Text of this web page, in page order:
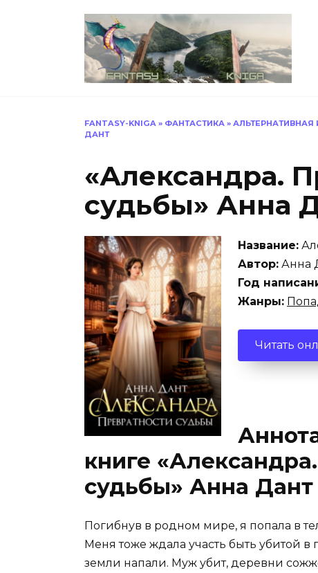
FANTASY-KNIGA » ФАНТАСТИКА » АЛЬТЕРНАТИВНАЯ
ДАНТ
«Александра.
судьбы» Анна
Название:
Автор: Анна
Год
Жанры:
Читать
книге
судьбы» Анна Дант
Погибнув в родном мире, я попала в
Меня тоже ждала участь быть убитой
земли напали. Муж убит, деревни